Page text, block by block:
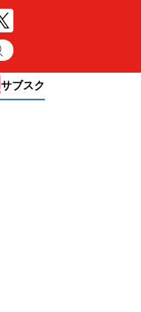
サブスク